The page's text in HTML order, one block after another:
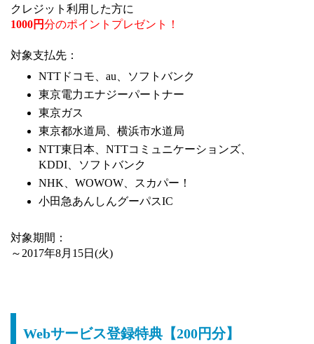
クレジット利用した方に
1000円分のポイントプレゼント！
対象支払先：
NTTドコモ、au、ソフトバンク
東京電力エナジーパートナー
東京ガス
東京都水道局、横浜市水道局
NTT東日本、NTTコミュニケーションズ、
KDDI、ソフトバンク
NHK、WOWOW、スカパー！
小田急あんしんグーパスIC
対象期間：
～2017年8月15日(火)
Webサービス登録特典【200円分】